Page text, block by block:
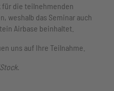
für die teilnehmenden
weshalb das Seminar auch
Airbase beinhaltet.
uns auf Ihre Teilnahme.